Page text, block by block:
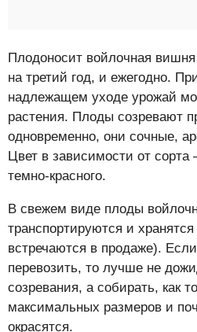
Плодоносит войлочная
на третий год, и ежегодно.
надлежащем уходе урожай
растения. Плоды созревают
одновременно, они сочные,
Цвет в зависимости от сорта
темно-красного.
В свежем виде плоды
транспортируются и
встречаются в продаже).
перевозить, то лучше не
созревания, а собирать, как
максимальных размеров и
окрасятся.